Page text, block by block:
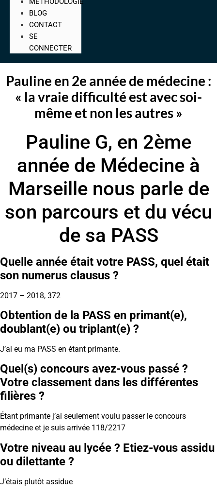
BLOG
CONTACT
SE
CONNECTER
Pauline en 2e année de médecine :
« la vraie difficulté est avec soi-
même et non les autres »
Pauline G, en 2ème
année de Médecine à
Marseille nous parle de
son parcours et du vécu
de sa PASS
Quelle année était votre PASS, quel était
son numerus clausus ?
2017 – 2018, 372
Obtention de la PASS en primant(e),
doublant(e) ou triplant(e) ?
J’ai eu ma PASS en étant primante.
Quel(s) concours avez-vous passé ?
Votre classement dans les différentes
filières ?
Étant primante j’ai seulement voulu passer le concours
médecine et je suis arrivée 118/2217
Votre niveau au lycée ? Etiez-vous assidu
ou dilettante ?
J’étais plutôt assidue